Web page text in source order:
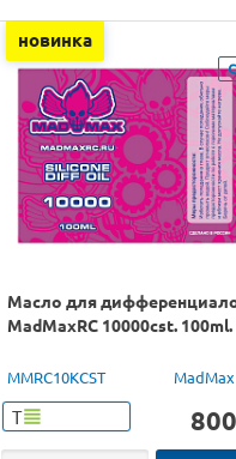
новинка
Масло для
MadMaxRC 10000cst. 100ml.
MMRC10KCST
Т 800